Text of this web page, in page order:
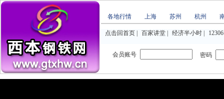
各地行情 上海 苏州 杭州
点击回首页 百家讲堂 经济半小时 12306
会员账号 密码